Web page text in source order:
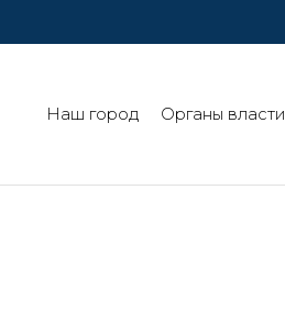
Наш город Органы власти